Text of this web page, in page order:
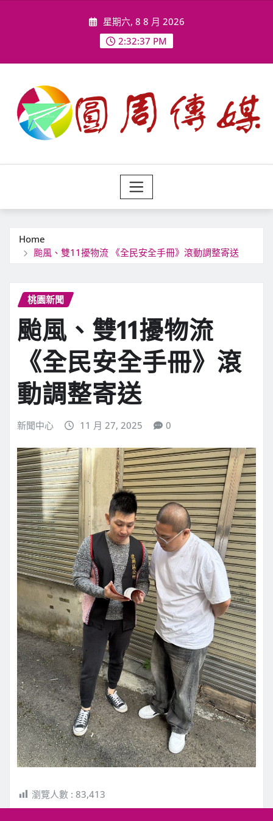
星期六, 8 8 月 2026
2:32:40 PM
Home
颱風、雙11擾物流 《全民安全手冊》滾動調整寄送
桃園新聞
颱風、雙11擾物流
《全民安全手冊》滾
動調整寄送
新聞中心 11 月 27, 2025 0
瀏覽人數 : 83,413